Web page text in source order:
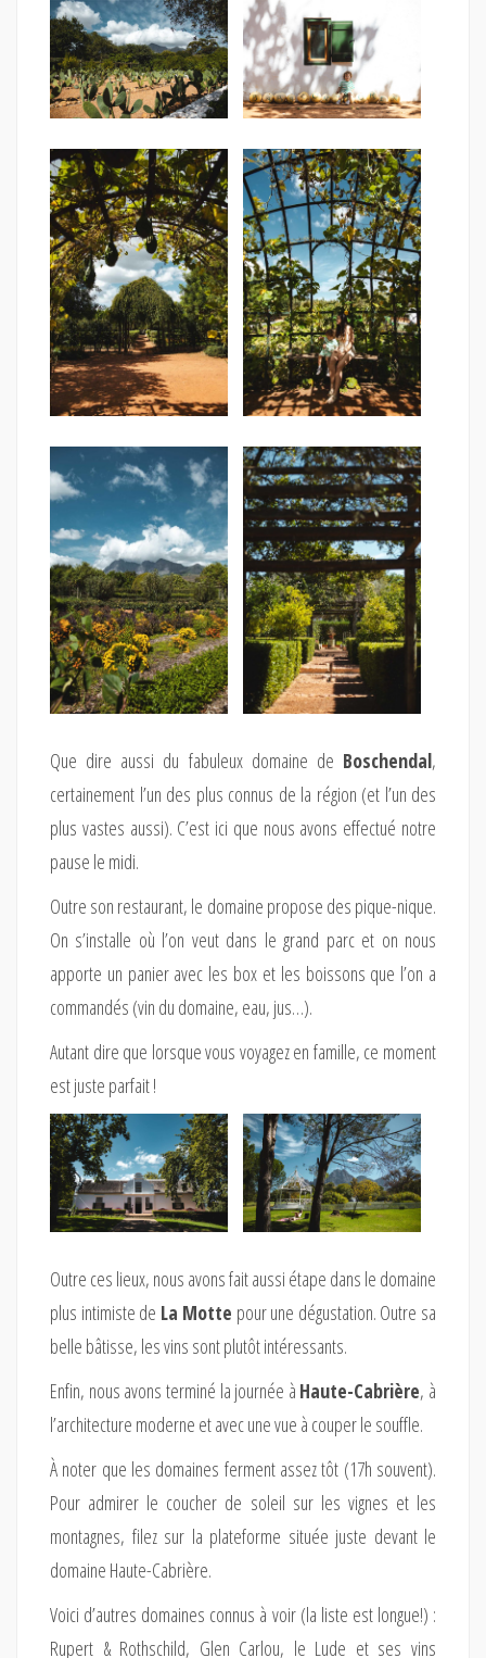
Que dire aussi du fabuleux domaine de Boschendal,
certainement l’un des plus connus de la région (et l’un des
plus vastes aussi). C’est ici que nous avons effectué notre
pause le midi.
Outre son restaurant, le domaine propose des pique-nique.
On s’installe où l’on veut dans le grand parc et on nous
apporte un panier avec les box et les boissons que l’on a
commandés (vin du domaine, eau, jus…).
Autant dire que lorsque vous voyagez en famille, ce moment
est juste parfait !
Outre ces lieux, nous avons fait aussi étape dans le domaine
plus intimiste de La Motte pour une dégustation. Outre sa
belle bâtisse, les vins sont plutôt intéressants.
Enfin, nous avons terminé la journée à Haute-Cabrière, à
l’architecture moderne et avec une vue à couper le souffle.
À noter que les domaines ferment assez tôt (17h souvent).
Pour admirer le coucher de soleil sur les vignes et les
montagnes, filez sur la plateforme située juste devant le
domaine Haute-Cabrière.
Voici d’autres domaines connus à voir (la liste est longue!) :
Rupert & Rothschild, Glen Carlou, le Lude et ses vins